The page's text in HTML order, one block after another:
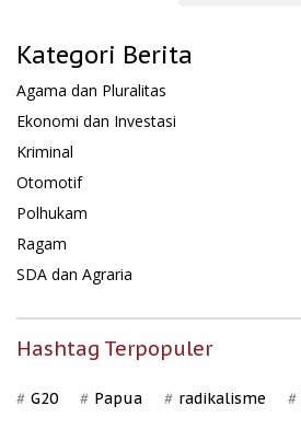
Kategori Berita
Agama dan Pluralitas
Ekonomi dan Investasi
Kriminal
Otomotif
Polhukam
Ragam
SDA dan Agraria
Hashtag Terpopuler
G20 Papua radikalisme